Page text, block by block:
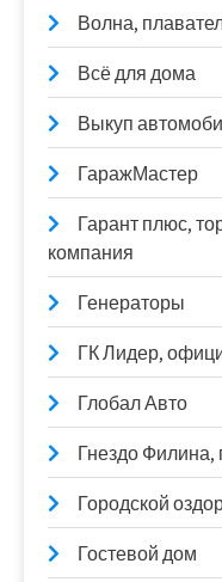
Волна,
Всё для дома
Выкуп
ГаражМастер
Гарант плюс,
компания
Генераторы
ГК Лидер,
Глобал Авто
Гнездо Филина,
Городской
Гостевой дом